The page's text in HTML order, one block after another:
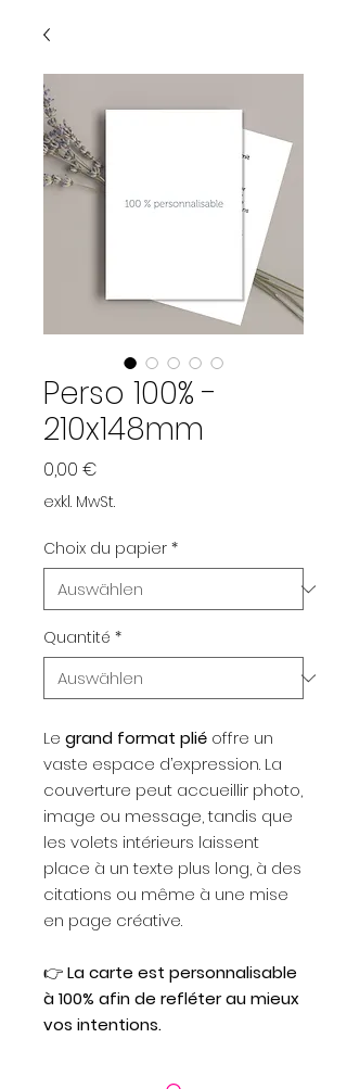
Perso 100% -
210x148mm
0,00 €
exkl. MwSt.
Choix du papier *
Quantité *
Le grand format plié offre un
vaste espace d’expression. La
couverture peut accueillir photo,
image ou message, tandis que
les volets intérieurs laissent
place à un texte plus long, à des
citations ou même à une mise
en page créative.
👉La carte est personnalisable
à 100% afin de refléter au mieux
vos intentions.